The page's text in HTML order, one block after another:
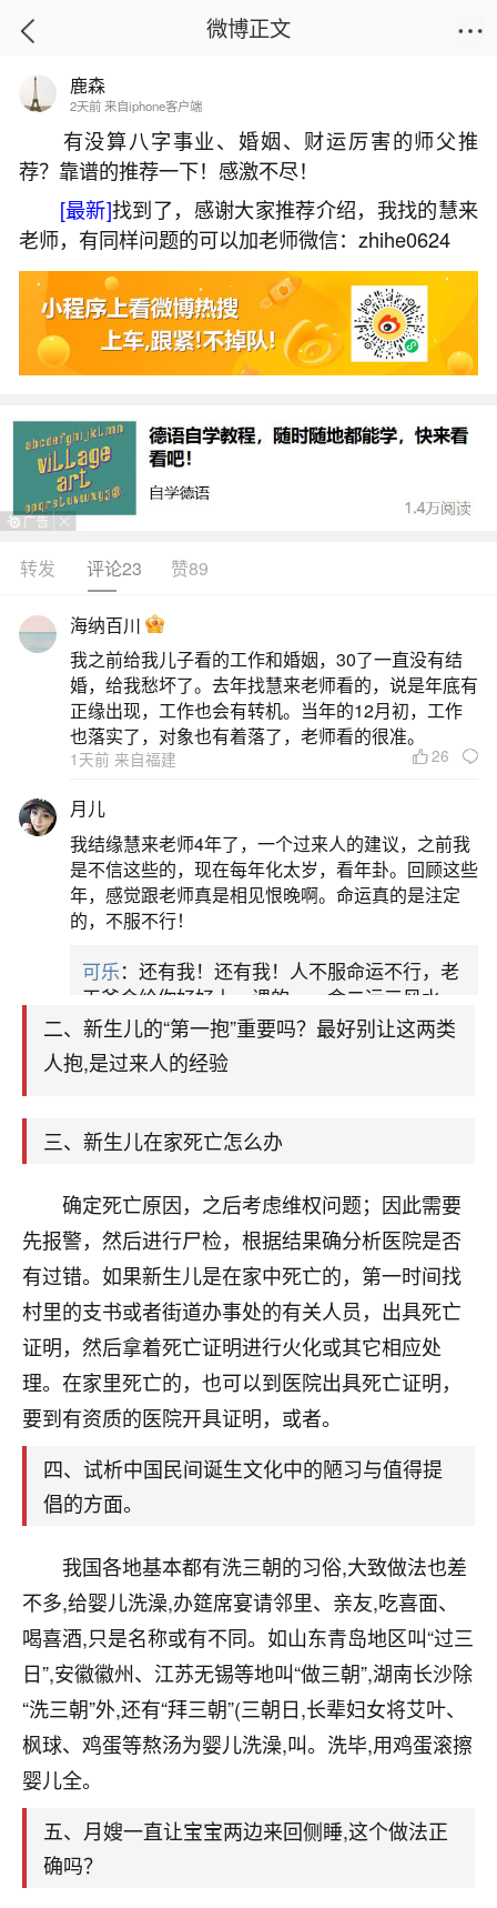
首页
新生儿叫道公做法事
2026-06-02 15:27:52 4 4 赞
生活中像新生儿叫道公做法事都是很常见的问
题，但是小问题不注意可能会引起大麻烦，下面就
这个问题给大家做一些解读：
一、公公做法正常吗
公公的做法并不完全恰当，其行为超出了常规
的社交和家庭边界，尤其在涉及产妇隐私和新生儿
护理方面缺乏分寸感。以下从具体行为、家庭边
界、沟通建议三方面展开分析：一、公公行为的具
体问题开奶过程缺乏隐私尊重：产妇开奶是极其私
密的环节，涉及身体暴露和生理过程，通常仅限产
妇、伴侣及必要医护人员在场。
二、新生儿的“第一抱”重要吗？最好别让这两类
人抱,是过来人的经验
三、新生儿在家死亡怎么办
确定死亡原因，之后考虑维权问题；因此需要
先报警，然后进行尸检，根据结果确分析医院是否
有过错。如果新生儿是在家中死亡的，第一时间找
村里的支书或者街道办事处的有关人员，出具死亡
证明，然后拿着死亡证明进行火化或其它相应处
理。在家里死亡的，也可以到医院出具死亡证明，
要到有资质的医院开具证明，或者。
四、试析中国民间诞生文化中的陋习与值得提
倡的方面。
我国各地基本都有洗三朝的习俗,大致做法也差
不多,给婴儿洗澡,办筵席宴请邻里、亲友,吃喜面、
喝喜酒,只是名称或有不同。如山东青岛地区叫“过三
日”,安徽徽州、江苏无锡等地叫“做三朝”,湖南长沙除
“洗三朝”外,还有“拜三朝”(三朝日,长辈妇女将艾叶、
枫球、鸡蛋等熬汤为婴儿洗澡,叫。洗毕,用鸡蛋滚擦
婴儿全。
五、月嫂一直让宝宝两边来回侧睡,这个做法正
确吗？
微博正文
鹿森
2天前 来自iphone客户端
有没算八字事业、婚姻、财运厉害的师父推
荐？靠谱的推荐一下！感激不尽！
[最新]找到了，感谢大家推荐介绍，我找的慧来
老师，有同样问题的可以加老师微信：zhihe0624
转发 评论23 赞89
海纳百川
我之前给我儿子看的工作和婚姻，30了一直没有结
婚，给我愁坏了。去年找慧来老师看的，说是年底有
正缘出现，工作也会有转机。当年的12月初，工作
也落实了，对象也有着落了，老师看的很准。
1天前 来自福建 26
月儿
我结缘慧来老师4年了，一个过来人的建议，之前我
是不信这些的，现在每年化太岁，看年卦。回顾这些
年，感觉跟老师真是相见恨晚啊。命运真的是注定
的，不服不行！
可乐：还有我！还有我！人不服命运不行，老
天爷会给你好好上一课的。一命二运三风水，
哪样不服都不行！
平安是福：我也是每年找老师化太岁，看年
卦，认识老师3年了，都是缘分啊！
17分钟前 来自湖北
我是做餐饮的，这两年，生意屡屡受挫，店开一家关
一家，要么生意不好，生意好的就出事。前些年攒的
家底快败光了，真是倒霉！我也想找人看看到底怎么
回事？
鹿森：你可以找老师看看，人有时不服命不行
啊！
太阳当空赵：我也做餐饮的，生意不算大，但
是我从找店开始都是找慧来老师跟进的，选
大环境不好，但是我家生意还可以，前几天又
刚找老师做了补财库，希望财运更好一点！
梦醒时分
我女儿高二叛逆，大半年不上学，一说她就要死要活
的，把我们两口子愁的不行，朋友给我推荐的慧来老
师，一开始我是病急乱投医，这半年来，法事一个个
做完，我女儿跟变了个人一样，不期望她能考多好的
大学，只要能安安稳稳的把书读了，身体心理都健健
康康的我就很知足了！
3小时前 来自河北